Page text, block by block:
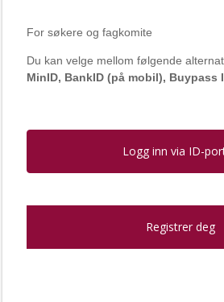
For søkere og fagkomite
Du kan velge mellom følgende
MinID, BankID (på mobil), Buypass
Logg inn via ID-
Registrer deg